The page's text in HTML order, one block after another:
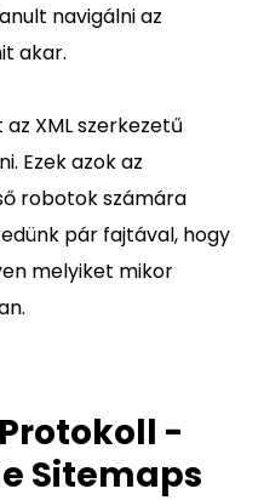
navigálni az
akar.
XML szerkezetű
Ezek azok az
robotok számára
pár fajtával, hogy
melyiket mikor
-
Sitemaps